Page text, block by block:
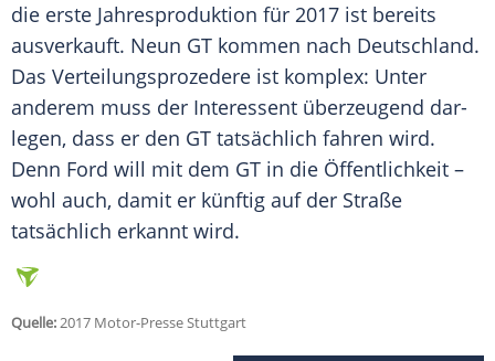
die erste Jahresproduktion für 2017 ist bereits
ausverkauft. Neun GT kommen nach Deutschland.
Das Verteilungsprozedere ist komplex: Unter
anderem muss der Interessent überzeugend dar­
legen, dass er den GT tatsächlich fahren wird.
Denn Ford will mit dem GT in die Öffentlichkeit –
wohl auch, damit er künftig auf der Straße
tatsächlich erkannt wird.
Quelle:2017 Motor-Presse Stuttgart